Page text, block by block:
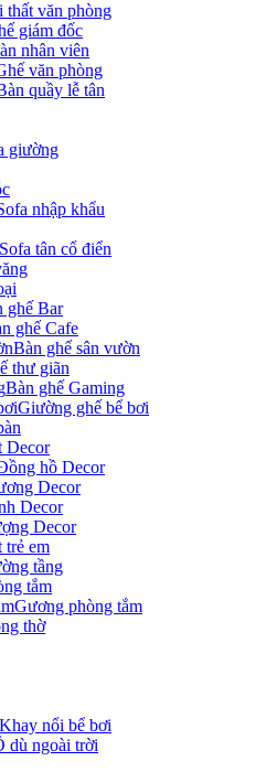
thất văn phòng
giám đốc
nhân viên
văn phòng
quầy lễ tân
giường
nhập khẩu
Sofa tân cổ điển
ghế Bar
ghế Cafe
Bàn ghế sân vườn
thư giãn
Bàn ghế Gaming
Giường ghế bể bơi
Decor
hồ Decor
Decor
Decor
Decor
trẻ em
tầng
tắm
Gương phòng tắm
thờ
Khay nổi bể bơi
dù ngoài trời